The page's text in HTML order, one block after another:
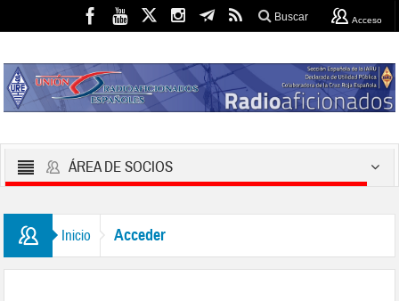
Buscar Acceso
ÁREA DE SOCIOS
Inicio Acceder